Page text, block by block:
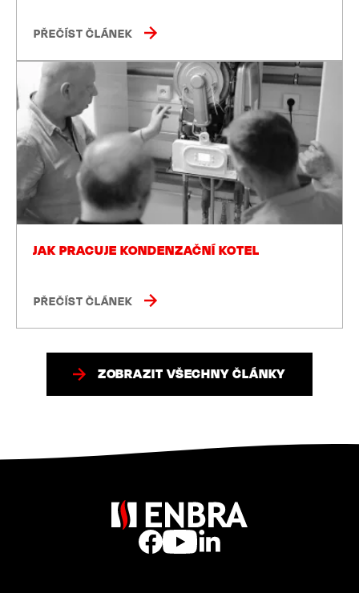
PŘEČÍST ČLÁNEK
JAK PRACUJE KONDENZAČNÍ KOTEL
PŘEČÍST ČLÁNEK
ZOBRAZIT VŠECHNY ČLÁNKY